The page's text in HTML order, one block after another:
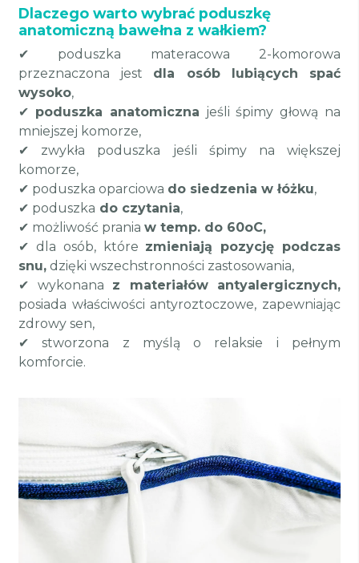
Dlaczego warto wybrać poduszkę
anatomiczną bawełna z wałkiem?
✔ poduszka materacowa 2-komorowa
przeznaczona jest dla osób lubiących spać
wysoko,
✔ poduszka anatomiczna jeśli śpimy głową na
mniejszej komorze,
✔ zwykła poduszka jeśli śpimy na większej
komorze,
✔ poduszka oparciowa do siedzenia w łóżku,
✔ poduszka do czytania,
✔ możliwość prania w temp. do 60oC,
✔ dla osób, które zmieniają pozycję podczas
snu, dzięki wszechstronności zastosowania,
✔ wykonana z materiałów antyalergicznych,
posiada właściwości antyroztoczowe, zapewniając
zdrowy sen,
✔ stworzona z myślą o relaksie i pełnym
komforcie.